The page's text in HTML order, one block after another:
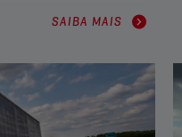
e sistemas cada
tão robustos
bem planeada
contínuos de manter
SAIBA MAIS